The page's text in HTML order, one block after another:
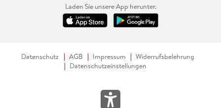
Laden Sie unsere App herunter.
Datenschutz AGB Impressum
Widerrufsbelehrung
Datenschutzeinstellungen